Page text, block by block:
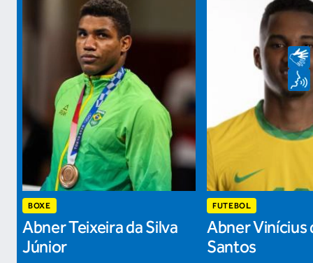
BOXE
Abner Teixeira da Silva
Júnior
FUTEBOL
Abner Vinícius
Santos